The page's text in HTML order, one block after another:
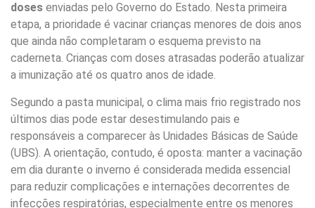
doses enviadas pelo Governo do Estado. Nesta primeira
etapa, a prioridade é vacinar crianças menores de dois anos
que ainda não completaram o esquema previsto na
caderneta. Crianças com doses atrasadas poderão atualizar
a imunização até os quatro anos de idade.
Segundo a pasta municipal, o clima mais frio registrado nos
últimos dias pode estar desestimulando pais e
responsáveis a comparecer às Unidades Básicas de Saúde
(UBS). A orientação, contudo, é oposta: manter a vacinação
em dia durante o inverno é considerada medida essencial
para reduzir complicações e internações decorrentes de
infecções respiratórias, especialmente entre os menores